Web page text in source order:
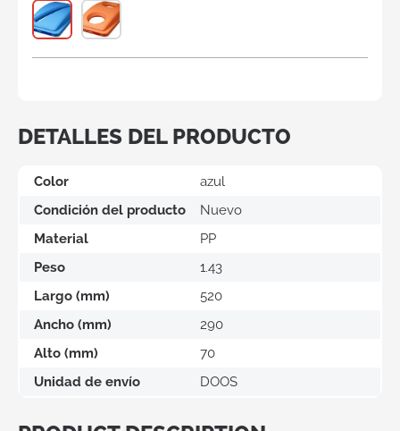
DETALLES DEL PRODUCTO
Color
azul
Condición del producto
Nuevo
Material
PP
Peso
1.43
Largo (mm)
520
Ancho (mm)
290
Alto (mm)
70
Unidad de envío
DOOS